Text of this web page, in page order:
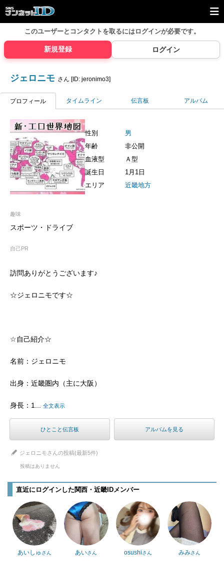
このユーザーとコンタクトを取るにはログインが必要です。
新規登録 ログイン
ジェロニモ さん [ID: jeronimo3]
プロフィール タイムライン 伝言板 アルバム
性別
男
年齢
非公開
血液型
Ａ型
誕生日
1月1日
エリア
近畿地方
趣味
スポーツ・ドライブ
自己PR
訪問ありがとうございます♪
☆ジェロニモです☆
☆自己紹介☆
名前：ジェロニモ
出身：近畿圏内（主に大阪）
身長：1... 全文表示
ひとこと伝言板 アルバムを見る
ジェロニモさんの投稿(最新5件)
投稿はありません
直近にログインした関西・近畿IDメンバー
あいしゅさん あいさん osushiさん みみさん